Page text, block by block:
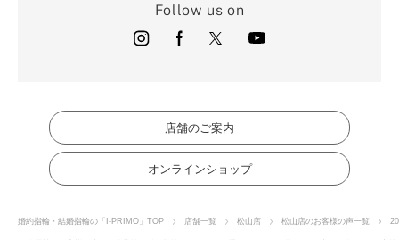
Follow us on
店舗のご案内
オンラインショップ
婚約指輪・結婚指輪の「I-PRIMO」TOP 店舗一覧 松山店 松山店のお客様の声一覧